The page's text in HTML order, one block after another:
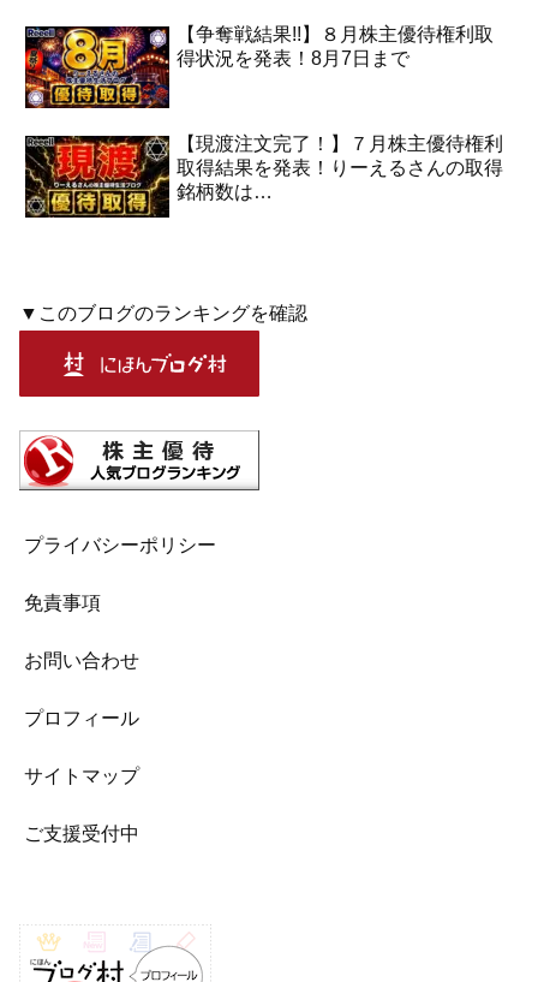
【争奪戦結果!!】８月株主優待権利取
得状況を発表！8月7日まで
【現渡注文完了！】７月株主優待権利
取得結果を発表！りーえるさんの取得
銘柄数は…
▼このブログのランキングを確認
プライバシーポリシー
免責事項
お問い合わせ
プロフィール
サイトマップ
ご支援受付中